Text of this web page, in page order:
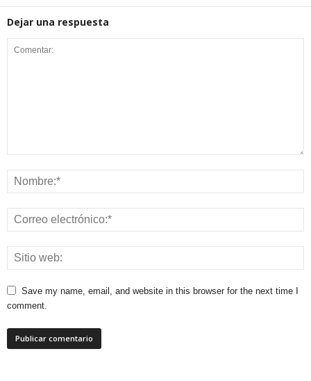
Dejar una respuesta
Save my name, email, and website in this browser for the next time I
comment.